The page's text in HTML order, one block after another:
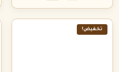
تخفيض!